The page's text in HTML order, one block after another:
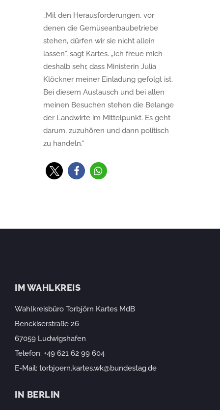
„Mit den Herausforderungen, vor
denen die Gemüseanbaubetriebe
stehen, dürfen wir sie nicht allein
lassen“, sagt Kartes. „Ich freue mich
deshalb sehr, dass Ministerin Julia
Klöckner meiner Einladung gefolgt ist.
Bei diesem Austausch und bei allen
meinen Besuchen stehen die Belange
der Landwirte im Mittelpunkt. Es geht
darum, zuzuhören und dann politisch
zu handeln.“
IM WAHLKREIS
Wahlkreisbüro Torbjörn Kartes MdB
Benckiserstraße 26
67059 Ludwigshafen
Telefon: +49 621 62 99 604
E-Mail: torbjoern.kartes.wk@bundestag.de
IN BERLIN